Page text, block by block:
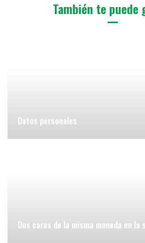
También te puede
Datos personales
Dos caras de la misma moneda en la